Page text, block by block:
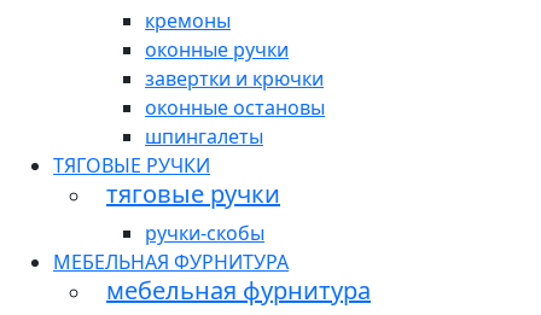
кремоны
оконные ручки
завертки и крючки
оконные остановы
шпингалеты
ТЯГОВЫЕ РУЧКИ
тяговые ручки
ручки-скобы
МЕБЕЛЬНАЯ ФУРНИТУРА
мебельная фурнитура